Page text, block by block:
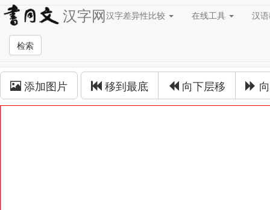
汉字网汉字差异性比较 在线工具 汉
检索
草书在线
添加图片 移到最底 向下层移